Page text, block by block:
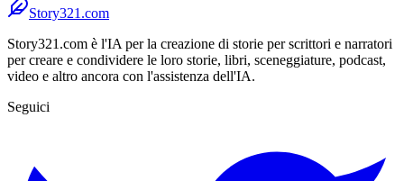
Story321.com
Story321.com è l'IA per la creazione di storie per scrittori e narratori
per creare e condividere le loro storie, libri, sceneggiature, podcast,
video e altro ancora con l'assistenza dell'IA.
Seguici